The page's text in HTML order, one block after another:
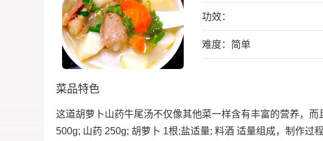
功效：
难度：简单
菜品特色
这道胡萝卜山药牛尾汤不仅像其他菜一样含有丰富的营养，
500g; 山药 250g; 胡萝卜 1根;盐适量; 料酒 适量组成，制作过